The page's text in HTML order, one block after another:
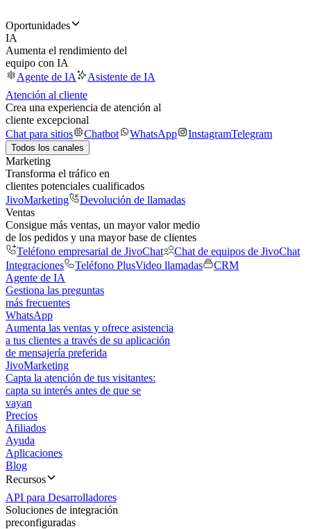
Oportunidades
IA
Aumenta el rendimiento del
equipo con IA
Agente de IA
Asistente de IA
Atención al cliente
Crea una experiencia de atención al
cliente excepcional
Chat para sitios
Chatbot WhatsApp InstagramTelegram
Todos los canales
Marketing
Transforma el tráfico en
clientes potenciales cualificados
JivoMarketing
Devolución de llamadas
Ventas
Consigue más ventas, un mayor valor medio
de los pedidos y una mayor base de clientes
Teléfono empresarial de JivoChat
Chat de equipos de JivoChat
Integraciones
Teléfono PlusVideo llamadas
CRM
Agente de IA
Gestiona las preguntas
más frecuentes
WhatsApp
Aumenta las ventas y ofrece asistencia
a tus clientes a través de su aplicación
de mensajería preferida
JivoMarketing
Capta la atención de tus visitantes:
capta su interés antes de que se
vayan
Precios
Afiliados
Ayuda
Aplicaciones
Blog
Recursos
API para Desarrolladores
Soluciones de integración
preconfiguradas